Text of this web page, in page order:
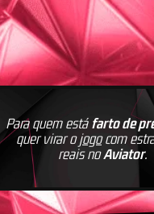
Para quem estáfarto de
quer virar ojogocom
reais noAviator.